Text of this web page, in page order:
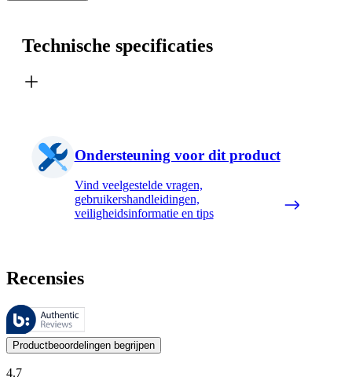
Technische specificaties
Ondersteuning voor dit product
Vind veelgestelde vragen,
gebruikershandleidingen,
veiligheidsinformatie en tips
Recensies
Deze beoordelingen worden beheerd door Bazaarvoice en voldoen
De mening van onze klanten is nuttig voor iedereen, of het nu een
Productbeoordelingen begrijpen
4.7